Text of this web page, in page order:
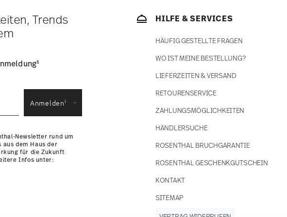
für vorrätige Artikel. Sie können die Lieferzeiten in
Trends
1
Anmeldeni
Newsletter rund um
aus dem Haus der
für die Zukunft
Infos unter:
HILFE & SERVICES
HÄUFIG GESTELLTE FRAGEN
WO IST MEINE BESTELLUNG?
LIEFERZEITEN & VERSAND
RETOURENSERVICE
ZAHLUNGSMÖGLICHKEITEN
HÄNDLERSUCHE
ROSENTHAL BRUCHGARANTIE
ROSENTHAL GESCHENKGUTSCHEIN
KONTAKT
SITEMAP